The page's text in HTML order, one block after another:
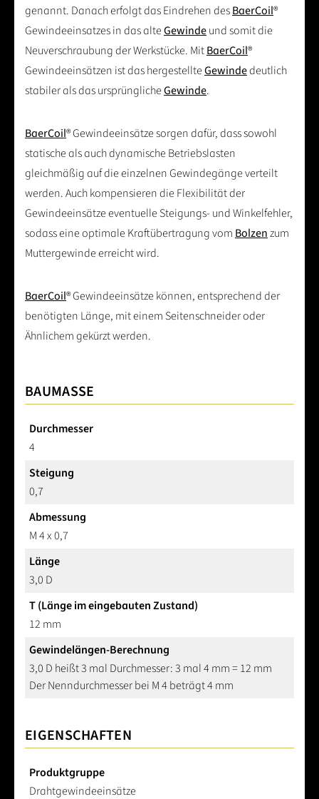
genannt. Danach erfolgt das Eindrehen desBaerCoil®
Gewindeeinsatzes in das alteGewindeund somit die
Neuverschraubung der Werkstücke. MitBaerCoil®
Gewindeeinsätzen ist das hergestellteGewindedeutlich
stabiler als das ursprünglicheGewinde.
BaerCoil® Gewindeeinsätze sorgen dafür, dass sowohl
statische als auch dynamische Betriebslasten
gleichmäßig auf die einzelnen Gewindegänge verteilt
werden. Auch kompensieren die Flexibilität der
Gewindeeinsätze eventuelle Steigungs- und Winkelfehler,
sodass eine optimale Kraftübertragung vom Bolzenzum
Muttergewinde erreicht wird.
BaerCoil® Gewindeeinsätze können, entsprechend der
benötigten Länge, mit einem Seitenschneider oder
Ähnlichem gekürzt werden.
BAUMASSE
Durchmesser
4
Steigung
0,7
Abmessung
M 4 x 0,7
Länge
3,0 D
T (Länge im eingebauten Zustand)
12 mm
Gewindelängen-Berechnung
3,0 D heißt 3 mal Durchmesser: 3 mal 4 mm = 12 mm
Der Nenndurchmesser bei M 4 beträgt 4 mm
EIGENSCHAFTEN
Produktgruppe
Drahtgewindeeinsätze